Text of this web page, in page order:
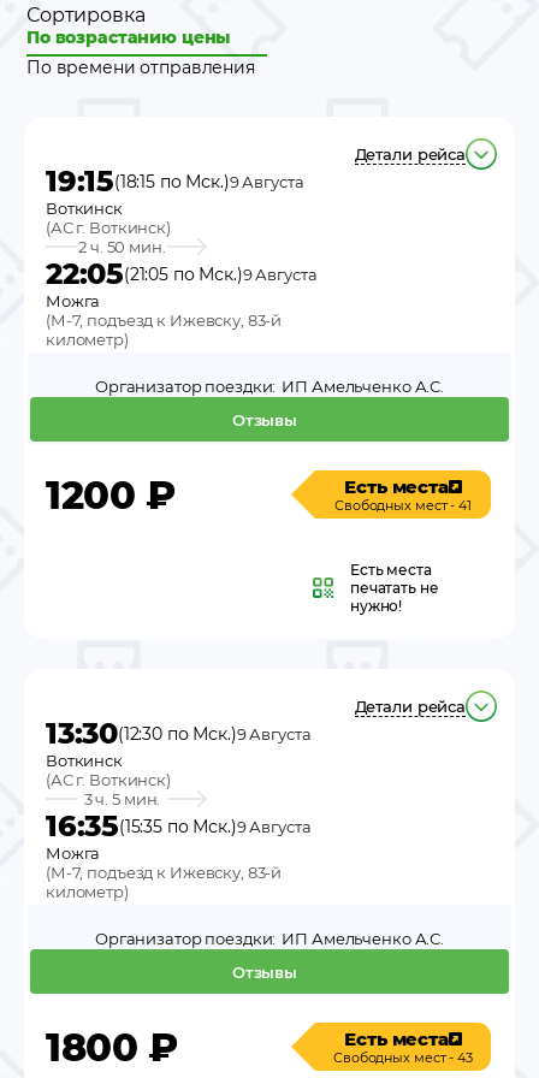
Сортировка
По возрастанию цены
По времени отправления
Детали рейса
19:15(18:15 по Мск.)9 Августа
Воткинск
(АС г. Воткинск)
2 ч. 50 мин.
22:05(21:05 по Мск.)9 Августа
Можга
(М-7, подъезд к Ижевску, 83-й
километр)
Отзывы
Организатор поездки: ИП Амельченко А.С.
1200 ₽ Есть места
Свободных мест - 41
Есть места
печатать не
нужно!
Детали рейса
13:30(12:30 по Мск.)9 Августа
Воткинск
(АС г. Воткинск)
3 ч. 5 мин.
16:35(15:35 по Мск.)9 Августа
Можга
(М-7, подъезд к Ижевску, 83-й
километр)
Отзывы
Организатор поездки: ИП Амельченко А.С.
1800 ₽ Есть места
Свободных мест - 43